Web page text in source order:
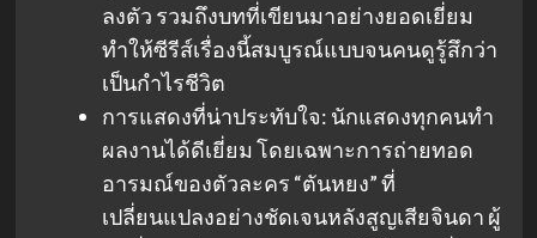
ลงตัว รวมถึงบทที่เขียนมาอย่างยอดเยี่ยม
ทำให้ซีรีส์เรื่องนี้สมบูรณ์แบบจนคนดูรู้สึกว่า
เป็นกำไรชีวิต
การแสดงที่น่าประทับใจ: นักแสดงทุกคนทำ
ผลงานได้ดีเยี่ยม โดยเฉพาะการถ่ายทอด
อารมณ์ของตัวละคร “ตันหยง” ที่
เปลี่ยนแปลงอย่างชัดเจนหลังสูญเสียจินดา ผู้